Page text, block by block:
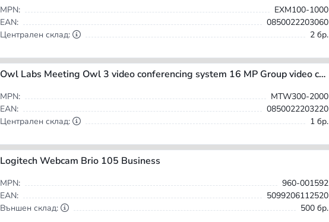
MPN:
EXM100-1000
EAN:
0850022203060
Централен склад:
2 бр.
Owl Labs Meeting Owl 3 video conferencing system 16 MP Group video conferencing system
MPN:
MTW300-2000
EAN:
0850022203220
Централен склад:
1 бр.
Logitech Webcam Brio 105 Business
MPN:
960-001592
EAN:
5099206112520
Външен склад:
500 бр.